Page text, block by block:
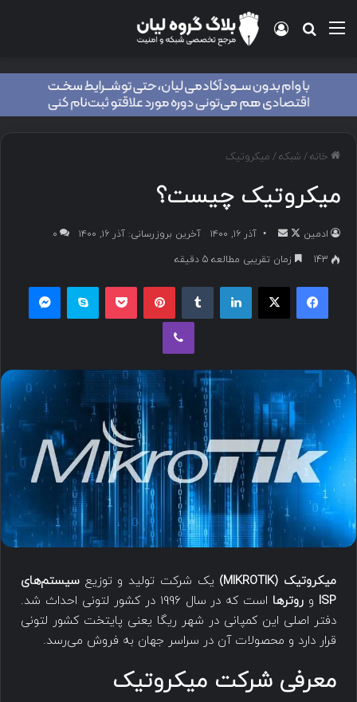
خانه/ شبکه/ میکروتیک
میکروتیک چیست؟
ادمین آذر ۱۶, ۱۴۰۰ آخرین بروزرسانی: آذر ۱۶, ۱۴۰۰
۰
143
زمان تقریبی مطالعه 5 دقیقه
میکروتیک (MIKROTIK) یک شرکت تولید و توزیع سیستم‌های
ISP و روتر‌ها
است که در سال 1996 در کشور لتونی احداث شد.
دفتر اصلی این کمپانی در شهر ریگا یعنی پایتخت کشور لتونی
قرار دارد و محصولات آن در سراسر جهان به فروش می‌رسد.
معرفی شرکت میکروتیک